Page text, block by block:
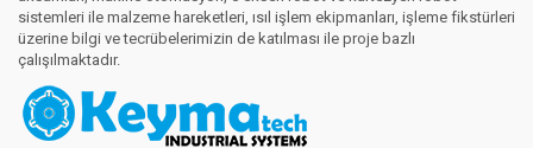
sistemleri ile malzeme hareketleri, ısıl işlem ekipmanları, işleme fikstürleri
üzerine bilgi ve tecrübelerimizin de katılması ile proje bazlı
çalışılmaktadır.